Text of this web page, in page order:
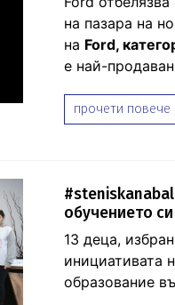
на пазара на
на Ford,
е най-
прочети повече
обучението си
13 деца,
инициативата
образование